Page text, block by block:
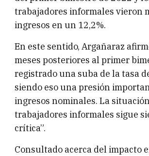
trabajadores informales vieron
ingresos en un 12,2%.
En este sentido, Argañaraz
meses posteriores al primer
registrado una suba de la tasa
siendo eso una presión
ingresos nominales. La
trabajadores informales sigue
crítica”.
Consultado acerca del impacto